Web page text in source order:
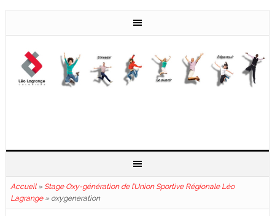
Accueil» Stage Oxy-génération de l’Union Sportive Régionale Léo
Lagrange» oxygeneration